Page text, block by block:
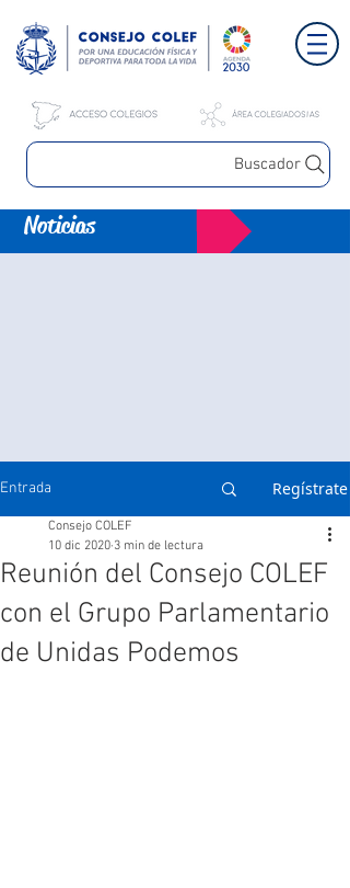
Buscador
Noticias
Entrada Regístrate
Reunión del Consejo COLEF
con el Grupo Parlamentario
de Unidas Podemos
Consejo COLEF
10 dic 2020 3 min de lectura